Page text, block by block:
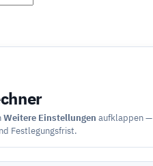
Weitere Einstellungen aufklappen —
Festlegungsfrist.